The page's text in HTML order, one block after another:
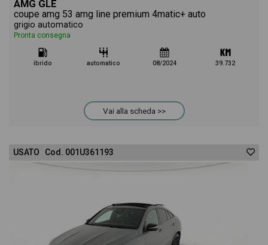
AMG GLE
coupe amg 53 amg line premium 4matic+ auto
grigio automatico
Pronta consegna
ibrido automatico 08/2024 39.732
Vai alla scheda >>
USATO Cod. 001U361193